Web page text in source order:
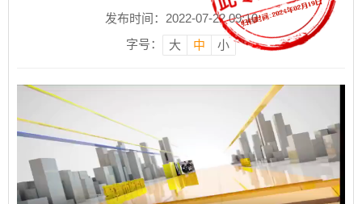
发布时间：2022-07-22 09:10
字号：
大 中 小